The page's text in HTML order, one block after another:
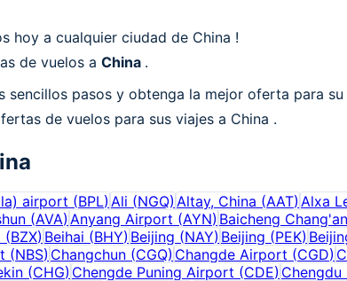
hoy a cualquier ciudad de China !
de vuelos a China .
sencillos pasos y obtenga la mejor oferta para
de vuelos para sus viajes a China .
airport (BPL) Ali (NGQ) Altay, China (AAT) Alxa
(AVA) Anyang Airport (AYN) Baicheng
(BZX) Beihai (BHY) Beijing (NAY) Beijing (PEK)
(NBS) Changchun (CGQ) Changde Airport (CGD)
(CHG) Chengde Puning Airport (CDE) Chengdu